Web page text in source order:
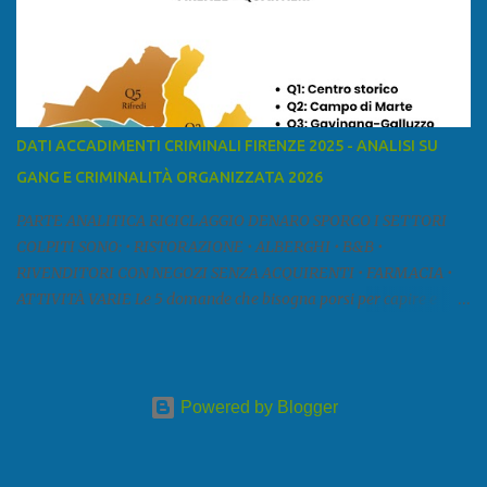
Lucca Ÿ la Versilia Ÿ la Media Valle del Serchio Ÿ la Garfagnana
Fonte: wikipedia Presenze mafiose e criminali (principali) Le
presenze mafiose in provincia sono assai rilevanti. Si segnala che
nella relazione del 2001 della Commissione parlamentare
Livorno e Lucca agiscono i clan dei Fedele...” Dalla ricerc...
DATI ACCADIMENTI CRIMINALI FIRENZE 2025 - ANALISI SU
GANG E CRIMINALITÀ ORGANIZZATA 2026
PARTE ANALITICA RICICLAGGIO DENARO SPORCO I SETTORI
COLPITI SONO: • RISTORAZIONE • ALBERGHI • B&B •
RIVENDITORI CON NEGOZI SENZA ACQUIRENTI • FARMACIA •
ATTIVITÀ VARIE Le 5 domande che bisogna porsi per capire e
fa? Il mestiere scelto di chi dal nulla compare in un territorio può
Powered by Blogger